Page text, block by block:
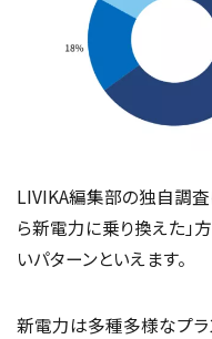
LIVIKA編集部の独自調査
ら新電力に乗り換えた」
いパターンといえます。
新電力は多種多様なプラ